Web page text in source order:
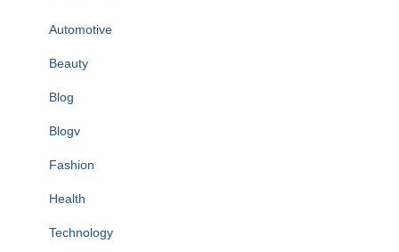
Automotive
Beauty
Blog
Blogv
Fashion
Health
Technology